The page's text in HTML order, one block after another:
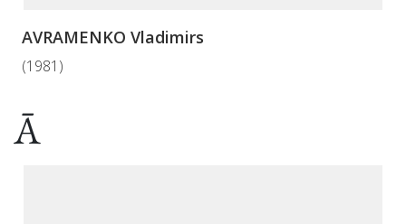
AVRAMENKO Vladimirs
(1981)
Ā